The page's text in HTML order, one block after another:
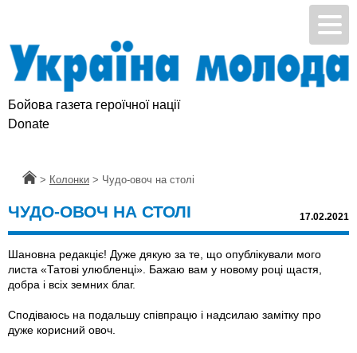
Бойова газета героїчної нації
Donate
Головна
> Колонки > Чудо-овоч на столі
ЧУДО-ОВОЧ НА СТОЛІ 17.02.2021
Шановна редакціє! Дуже дякую за те, що опублікували мого
листа «Татові улюбленці». Бажаю вам у новому році щастя,
добра і всіх земних благ.
Сподіваюсь на подальшу співпрацю і надсилаю замітку про
дуже корисний овоч.